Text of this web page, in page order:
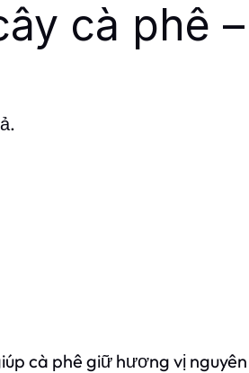
cà phê
cà phê giữ hương vị